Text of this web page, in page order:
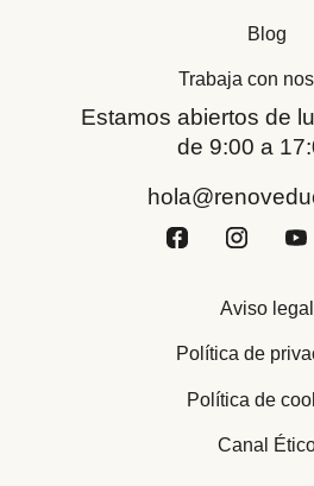
Blog
Trabaja con
Estamos abiertos de
de 9:00 a
Aviso legal
Política de
Política de
Canal